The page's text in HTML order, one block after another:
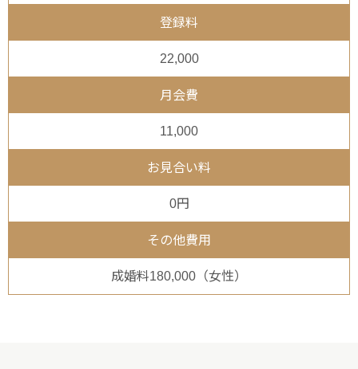
登録料
22,000
月会費
11,000
お見合い料
0円
その他費用
成婚料180,000（女性）